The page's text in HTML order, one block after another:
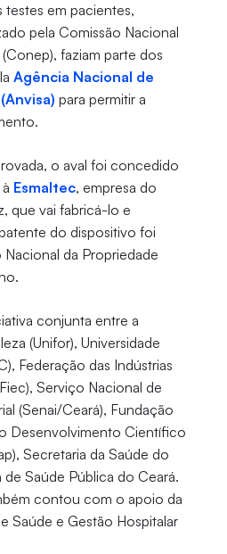
testes em pacientes,
pela Comissão Nacional
faziam parte dos
Agência Nacional de
para permitir a
o aval foi concedido
Esmaltec, empresa do
que vai fabricá-lo e
do dispositivo foi
da Propriedade
conjunta entre a
(Unifor), Universidade
Federação das Indústrias
Serviço Nacional de
(Senai/Ceará), Fundação
Desenvolvimento Científico
Secretaria da Saúde do
de Saúde Pública do Ceará.
contou com o apoio da
Saúde e Gestão Hospitalar